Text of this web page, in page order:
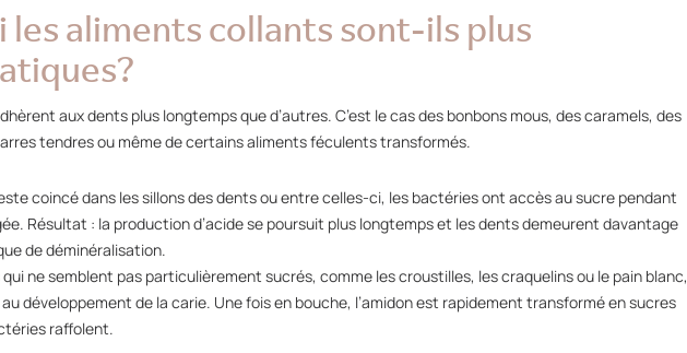
les aliments collants sont-ils plus
aux dents plus longtemps que d’autres. C’est le cas des bonbons mous, des caramels, des
tendres ou même de certains aliments féculents transformés.
coincé dans les sillons des dents ou entre celles-ci, les bactéries ont accès au sucre pendant
Résultat : la production d’acide se poursuit plus longtemps et les dents demeurent davantage
de déminéralisation.
ne semblent pas particulièrement sucrés, comme les croustilles, les craquelins ou le pain blanc,
développement de la carie. Une fois en bouche, l’amidon est rapidement transformé en sucres
raffolent.